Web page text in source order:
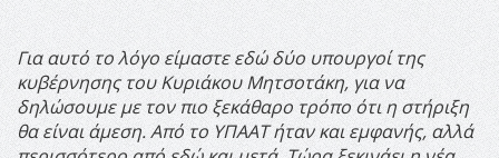
Για αυτό το λόγο είμαστε εδώ δύο υπουργοί της
κυβέρνησης του Κυριάκου Μητσοτάκη, για να
δηλώσουμε με τον πιο ξεκάθαρο τρόπο ότι η στήριξη
θα είναι άμεση. Από το ΥΠΑΑΤ ήταν και εμφανής, αλλά